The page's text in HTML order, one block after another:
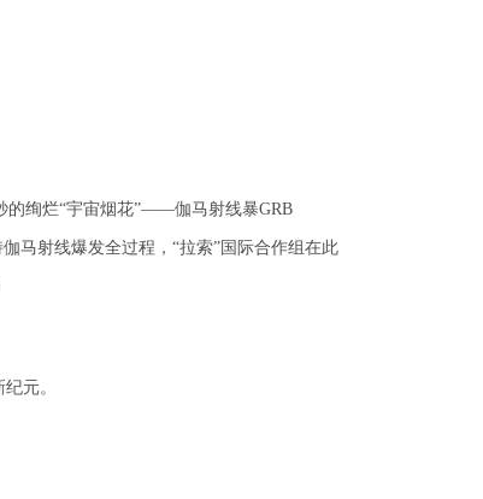
的绚烂“宇宙烟花”——伽马射线暴GRB
马射线爆发全过程，“拉索”国际合作组在此
纪元。